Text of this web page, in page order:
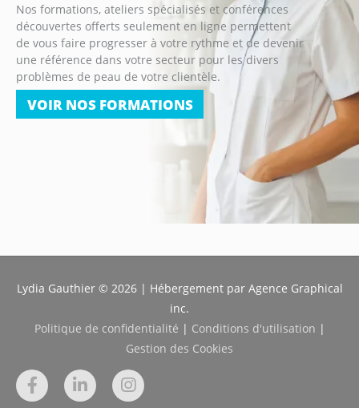
Nos formations, ateliers spécialisés et conférences
découvertes offerts seulement en ligne permettent
de vous faire progresser à votre rythme et de devenir
une référence dans votre secteur pour les divers
problèmes de peau de votre clientèle.
VOIR NOS FORMATIONS
Lydia Gauthier © 2026 | Hébergement par Agence Graphical
inc.
Politique de confidentialité | Conditions d'utilisation |
Gestion des Cookies